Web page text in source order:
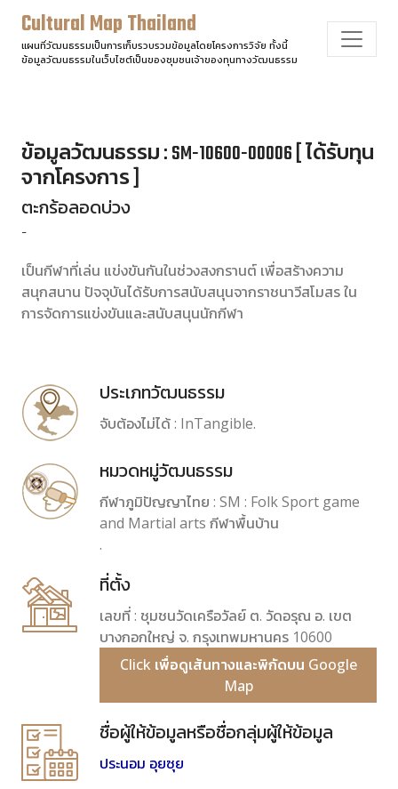
Cultural Map Thailand
แผนที่วัฒนธรรมเป็นการเก็บรวบรวมข้อมูลโดยโครงการวิจัย ทั้งนี้
ข้อมูลวัฒนธรรมในเว็บไซต์เป็นของชุมชนเจ้าของทุนทางวัฒนธรรม
ข้อมูลวัฒนธรรม : SM-10600-00006 [ ได้รับทุน
จากโครงการ ]
ตะกร้อลอดบ่วง
-
เป็นกีฬาที่เล่น แข่งขันกันในช่วงสงกรานต์ เพื่อสร้างความ
สนุกสนาน ปัจจุบันได้รับการสนับสนุนจากราชนาวีสโมสร ใน
การจัดการแข่งขันและสนับสนุนนักกีฬา
ประเภทวัฒนธรรม
จับต้องไม่ได้ : InTangible.
หมวดหมู่วัฒนธรรม
กีฬาภูมิปัญญาไทย : SM : Folk Sport game
and Martial arts กีฬาพื้นบ้าน
.
ที่ตั้ง
เลขที่ : ชุมชนวัดเครือวัลย์ ต. วัดอรุณ อ. เขต
บางกอกใหญ่ จ. กรุงเทพมหานคร 10600
Click เพื่อดูเส้นทางและพิกัดบน Google
Map
ชื่อผู้ให้ข้อมูลหรือชื่อกลุ่มผู้ให้ข้อมูล
ประนอม อุยซุย